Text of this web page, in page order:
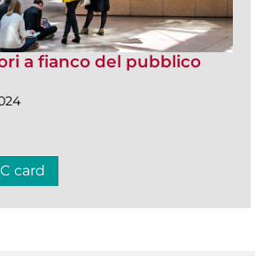
a fianco del pubblico
card